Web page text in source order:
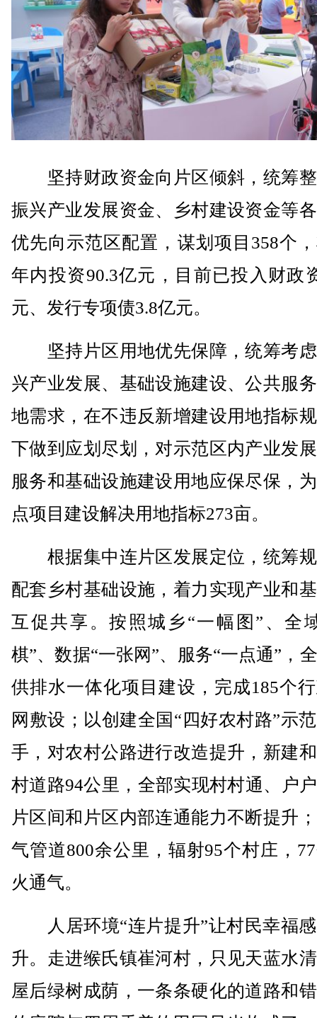
坚持财政资金向片区倾斜，统筹
振兴产业发展资金、乡村建设资金等
优先向示范区配置，谋划项目358个
年内投资90.3亿元，目前已投入财政
元、发行专项债3.8亿元。
坚持片区用地优先保障，统筹考
兴产业发展、基础设施建设、公共服
地需求，在不违反新增建设用地指标
下做到应划尽划，对示范区内产业发
服务和基础设施建设用地应保尽保，
点项目建设解决用地指标273亩。
根据集中连片区发展定位，统筹
配套乡村基础设施，着力实现产业和
互促共享。按照城乡“一幅图”、全
棋”、数据“一张网”、服务“一点通”，
供排水一体化项目建设，完成185个
网敷设；以创建全国“四好农村路”示
手，对农村公路进行改造提升，新建
村道路94公里，全部实现村村通、户
片区间和片区内部连通能力不断提升
气管道800余公里，辐射95个村庄，
火通气。
人居环境“连片提升”让村民幸福
升。走进缑氏镇崔河村，只见天蓝水
屋后绿树成荫，一条条硬化的道路和